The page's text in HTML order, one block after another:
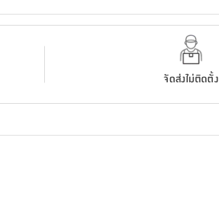
จัดส่งไม่ติดตั้ง